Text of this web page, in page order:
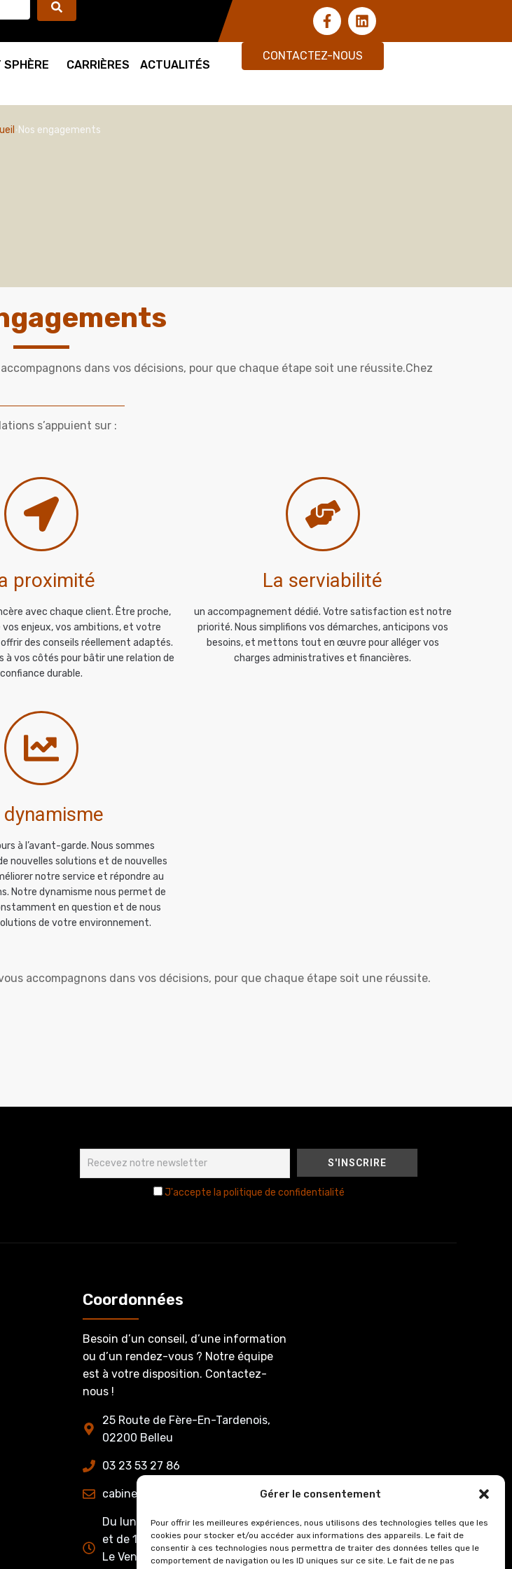
Gérer le consentement
Pour offrir les meilleures expériences, nous utilisons des technologies telles que les
cookies pour stocker et/ou accéder aux informations des appareils. Le fait de
consentir à ces technologies nous permettra de traiter des données telles que le
comportement de navigation ou les ID uniques sur ce site. Le fait de ne pas
SPHÈRE CARRIÈRES ACTUALITÉS
CONTACTEZ-NOUS
Nos engagements
dans vos décisions, pour que chaque étape soit une réussite.Chez
s’appuient sur :
proximité
avec chaque client. Être proche,
vos enjeux, vos ambitions, et votre
des conseils réellement adaptés.
à vos côtés pour bâtir une relation de
confiance durable.
La serviabilité
un accompagnement dédié. Votre satisfaction est notre
priorité. Nous simplifions vos démarches, anticipons vos
besoins, et mettons tout en œuvre pour alléger vos
charges administratives et financières.
dynamisme
à l’avant-garde. Nous sommes
nouvelles solutions et de nouvelles
notre service et répondre au
Notre dynamisme nous permet de
en question et de nous
de votre environnement.
accompagnons dans vos décisions, pour que chaque étape soit une réussite.
J'accepte la politique de confidentialité
Coordonnées
Besoin d’un conseil, d’une information
ou d’un rendez-vous ? Notre équipe
est à votre disposition. Contactez-
nous !
25 Route de Fère-En-Tardenois,
02200 Belleu
03 23 53 27 86
cabinet@crozatetassociee.fr
Du lundi au jeudi : de 8h00 à 12h15
et de 13h15 à 17h00.
Le Vendredi : de 8h00 à 12h15 et de